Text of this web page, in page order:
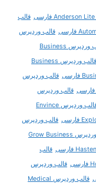
قالب
قالب وردپرس
قالب وردپرس Business
قالب وردپرس Business
قالب وردپرس
قالب وردپرس
قالب وردپرس Envince
قالب وردپرس
قالب وردپرس Grow Business
قالب
قالب وردپرس
قالب وردپرس Medical